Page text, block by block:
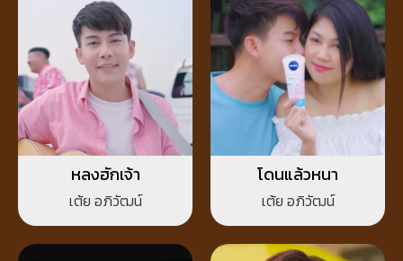
หลงฮักเจ้า
เต้ย อภิวัฒน์
โดนแล้วหนา
เต้ย อภิวัฒน์